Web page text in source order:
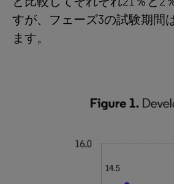
すが、フェーズ3の試験期間
ます。